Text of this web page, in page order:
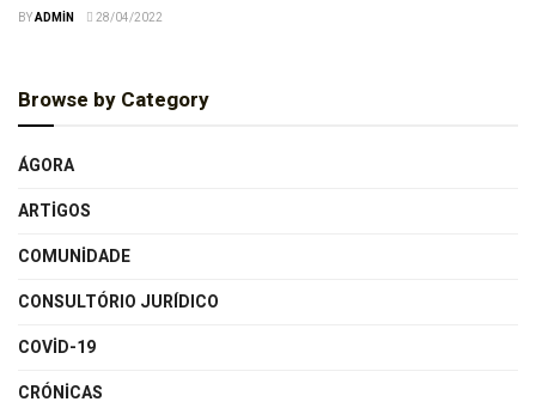
BYADMIN 28/04/2022
Browse by Category
ÁGORA
ARTIGOS
COMUNIDADE
CONSULTÓRIO JURÍDICO
COVID-19
CRÓNICAS